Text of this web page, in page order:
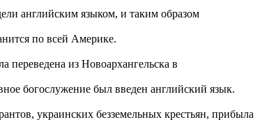
английским языком, и таким образом
по всей Америке.
переведена из Новоархангельска в
богослужение был введен английский язык.
украинских безземельных крестьян, прибыла